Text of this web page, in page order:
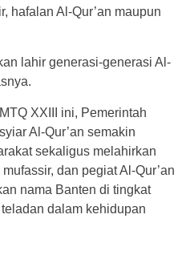
hafalan Al-Qur’an maupun
lahir generasi-generasi Al-
XXIII ini, Pemerintah
Al-Qur’an semakin
sekaligus melahirkan
dan pegiat Al-Qur’an
nama Banten di tingkat
dalam kehidupan